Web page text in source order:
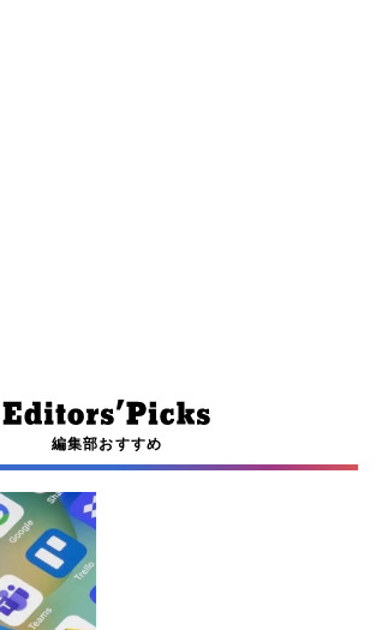
編集部おすすめ